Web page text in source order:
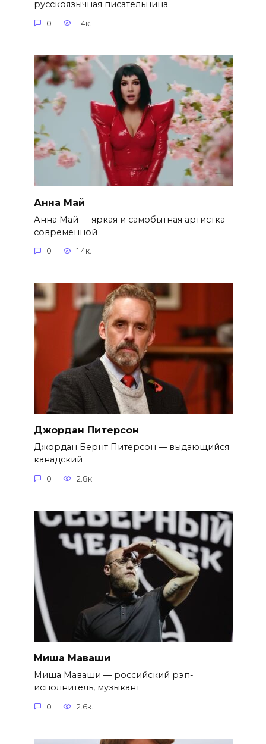
русскоязычная писательница
0 1.4к.
Анна Май
Анна Май — яркая и самобытная артистка
современной
0 1.4к.
Джордан Питерсон
Джордан Бернт Питерсон — выдающийся
канадский
0 2.8к.
Миша Маваши
Миша Маваши — российский рэп-
исполнитель, музыкант
0 2.6к.